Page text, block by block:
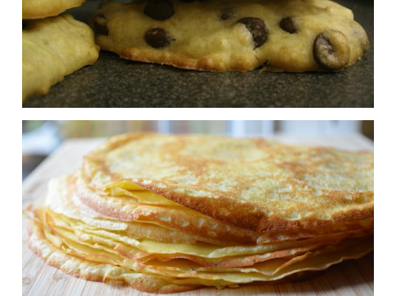
Madeleines au citron
Publié le 23/06/2015 à 20:42